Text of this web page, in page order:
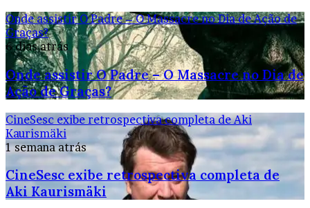
Onde assistir O Padre – O Massacre no Dia de Ação de
Graças?
6 dias atrás
Onde assistir O Padre – O Massacre no Dia de
Ação de Graças?
CineSesc exibe retrospectiva completa de Aki
Kaurismäki
1 semana atrás
CineSesc exibe retrospectiva completa de
Aki Kaurismäki